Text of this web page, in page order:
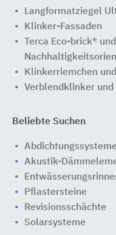
Langformatziegel
Klinker-Fassaden
Terca Eco-brick®
Klinkerriemchen
Verblendklinker
Beliebte Suchen
Akustik-
Pflastersteine
Revisionsschächte
Solarsysteme